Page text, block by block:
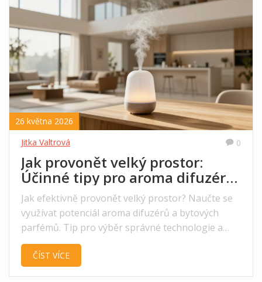
26 května 2026
Jitka Valtrová
0
Jak provonět velký prostor:
Účinné tipy pro aroma difuzéry
a bytové parfémy
Jak efektivně provonět velký prostor? Naučte se
využívat potenciál aroma difuzérů a bytových
parfémů. Tip pro výběr správné technologie a
umístění.
ČÍST VÍCE